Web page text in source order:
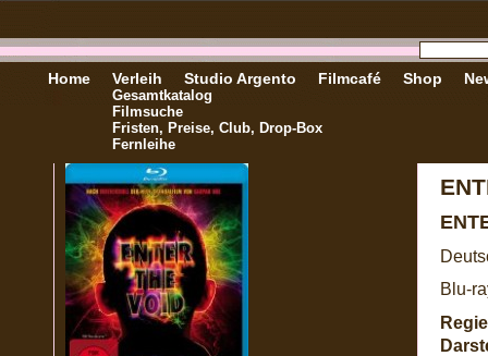
Home Verleih
Gesamtkatalog
Filmsuche
Fristen, Preise, Club, Drop-Box
Fernleihe
Studio Argento Filmcafé Shop
Blu-